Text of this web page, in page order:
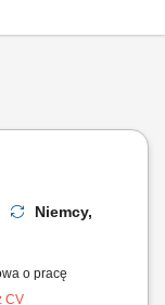
Niemcy,
o pracę
CV